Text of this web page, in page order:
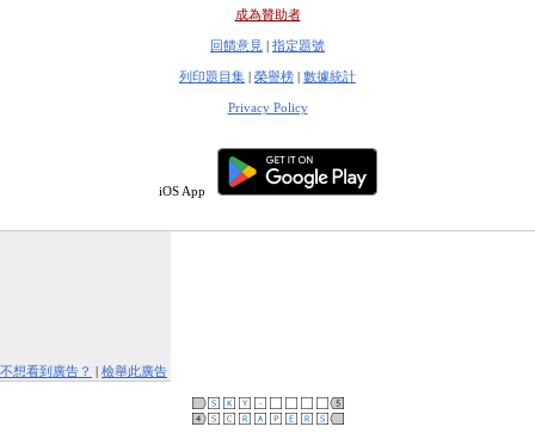
成為贊助者
回饋意見 | 指定題號
列印題目集 | 榮譽榜 | 數據統計
Privacy Policy
iOS App
不想看到廣告？ | 檢舉此廣告